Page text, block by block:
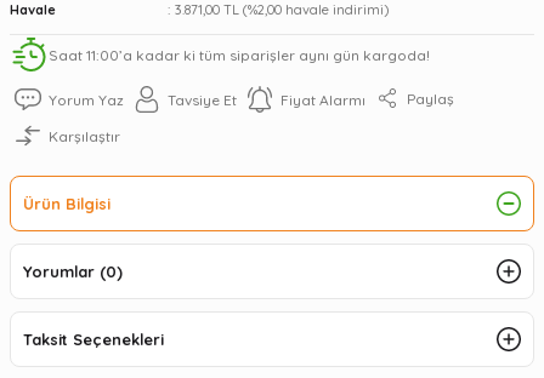
Havale
3.871,00 TL (%2,00 havale indirimi)
Saat 11:00’a kadar ki tüm siparişler aynı gün kargoda!
Yorum Yaz Tavsiye Et Fiyat Alarmı Paylaş
Karşılaştır
Ürün Bilgisi
Yorumlar (0)
Taksit Seçenekleri